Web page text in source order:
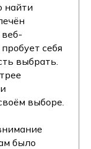
найти
веб-
себя
выбрать.
выборе.
было